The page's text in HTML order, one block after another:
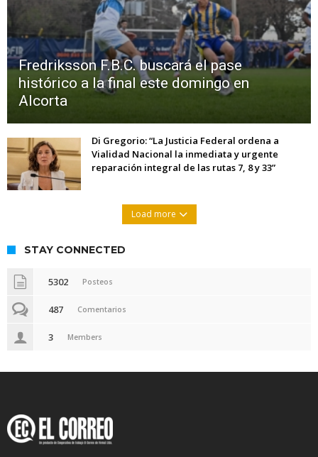
Fredriksson F.B.C. buscará el pase
histórico a la final este domingo en
Alcorta
Di Gregorio: “La Justicia Federal ordena a
Vialidad Nacional la inmediata y urgente
reparación integral de las rutas 7, 8 y 33”
Load more
STAY CONNECTED
5302 Posteos
487 Comentarios
3 Members